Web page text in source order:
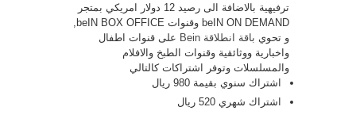
ترفيهية بالاضافة الى رصيد 12 دولار امريكي بمتجر
و تحوي باقة انطلاقة Bein
على قنوات اطفال
واخبارية ووثائقية وقنوات الطبخ والافلام
والمسلسلات وتوفر اشتراكات كالتالي
اشتراك سنوي بقيمة 980 ريال
اشتراك شهري 520 ريال